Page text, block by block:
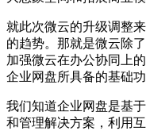
就此次微云的升级调整
的趋势。那就是微云除
加强微云在办公协同上
企业网盘所具备的基础功
我们知道企业网盘是基
和管理解决方案，利用